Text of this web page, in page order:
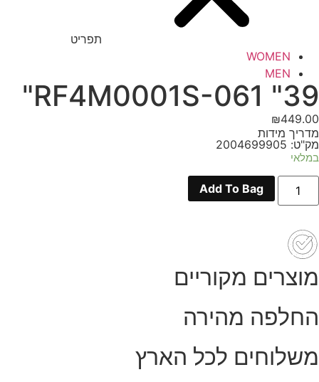
תפריט
WOMEN
MEN
RF4M0001S-061 "39"
₪449.00
מדריך מידות
מק"ט: 2004699905
במלאי
כמות
RF4M0001S-
"39"
Add To Bag
מוצרים מקוריים
החלפה מהירה
משלוחים לכל הארץ